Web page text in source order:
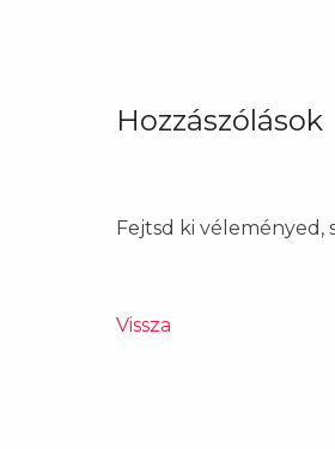
Hozzászólások
Fejtsd ki véleményed,
Vissza